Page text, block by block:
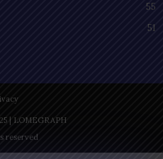
55
51
| LOMEGRAPH
reserved